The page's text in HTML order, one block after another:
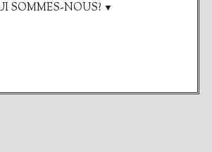
SOMMES-NOUS? ▼